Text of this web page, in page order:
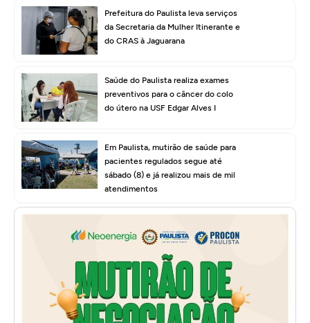
Prefeitura do Paulista leva serviços
da Secretaria da Mulher Itinerante e
do CRAS à Jaguarana
Saúde do Paulista realiza exames
preventivos para o câncer do colo
do útero na USF Edgar Alves I
Em Paulista, mutirão de saúde para
pacientes regulados segue até
sábado (8) e já realizou mais de mil
atendimentos